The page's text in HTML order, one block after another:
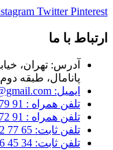
Twitter Pinterest
ارتباط با ما
آدرس: تهران،
پانامال، طبقه دوم
ایمیل: dentland.ir@gmail.com
تلفن همراه : 91 79 622-0912
تلفن همراه : 91 72 622-0991
تلفن ثابت: 65 77 6642-021
تلفن ثابت: 34 45 6656-021